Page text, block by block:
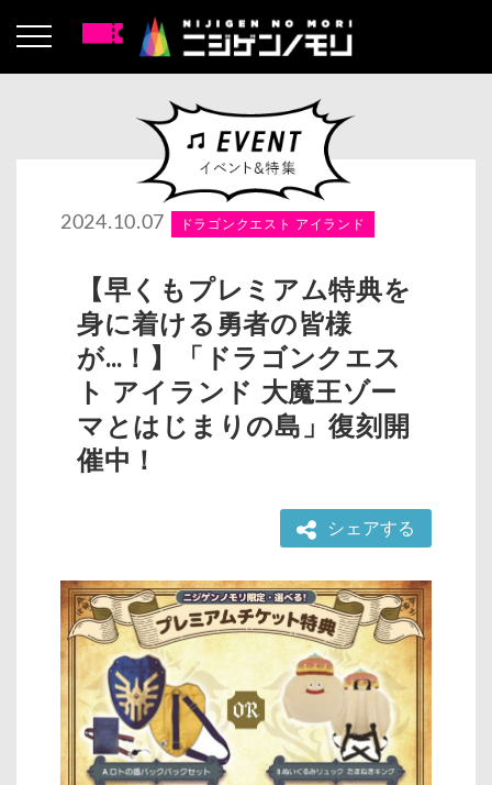
2024.10.07 ドラゴンクエスト アイランド
【早くもプレミアム特典を
身に着ける勇者の皆様
が…！】「ドラゴンクエス
ト アイランド 大魔王ゾー
マとはじまりの島」復刻開
催中！
シェアする